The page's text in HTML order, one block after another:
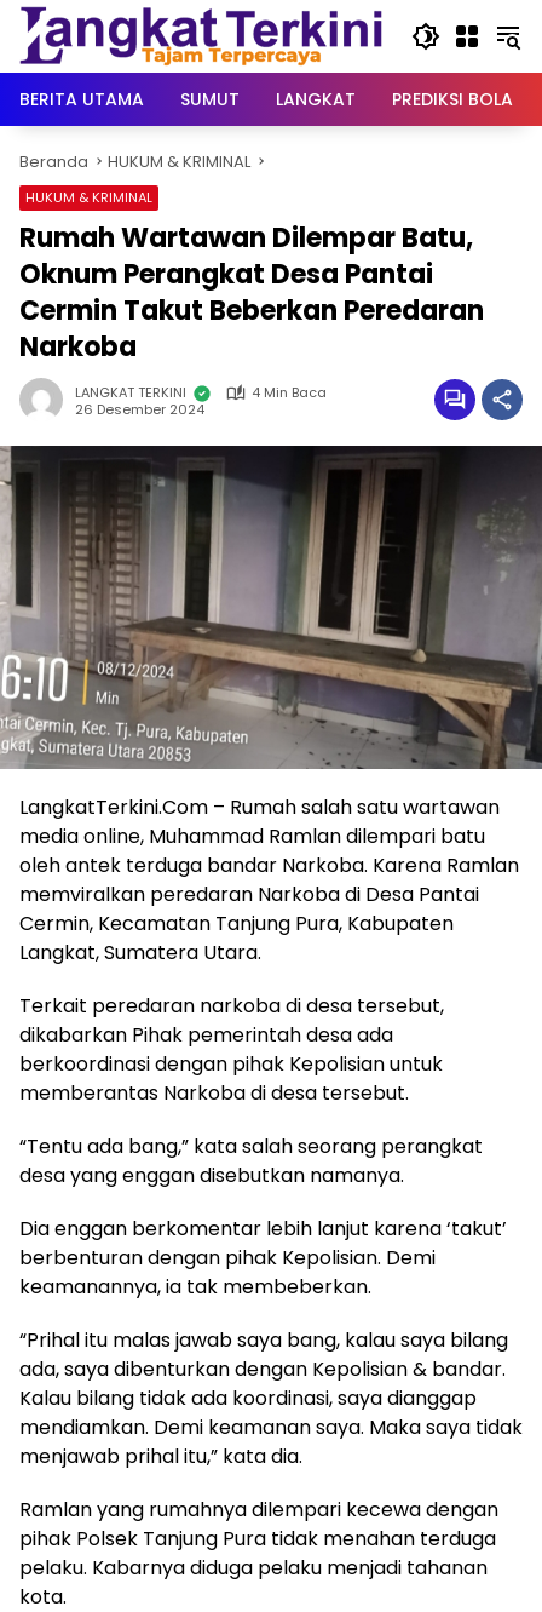
Langsung
konten
BERITA UTAMA
SUMUT LANGKAT PREDIKSI BOLA
Beranda HUKUM & KRIMINAL
HUKUM & KRIMINAL
Rumah Wartawan Dilempar Batu,
Oknum Perangkat Desa Pantai
Cermin Takut Beberkan Peredaran
Narkoba
LANGKAT TERKINI
4 Min Baca
26 Desember 2024
LangkatTerkini.Com – Rumah salah satu wartawan
media online, Muhammad Ramlan dilempari batu
oleh antek terduga bandar Narkoba. Karena Ramlan
memviralkan peredaran Narkoba di Desa Pantai
Cermin, Kecamatan Tanjung Pura, Kabupaten
Langkat, Sumatera Utara.
Terkait peredaran narkoba di desa tersebut,
dikabarkan Pihak pemerintah desa ada
berkoordinasi dengan pihak Kepolisian untuk
memberantas Narkoba di desa tersebut.
“Tentu ada bang,” kata salah seorang perangkat
desa yang enggan disebutkan namanya.
Dia enggan berkomentar lebih lanjut karena ‘takut’
berbenturan dengan pihak Kepolisian. Demi
keamanannya, ia tak membeberkan.
“Prihal itu malas jawab saya bang, kalau saya bilang
ada, saya dibenturkan dengan Kepolisian & bandar.
Kalau bilang tidak ada koordinasi, saya dianggap
mendiamkan. Demi keamanan saya. Maka saya tidak
menjawab prihal itu,” kata dia.
Ramlan yang rumahnya dilempari kecewa dengan
pihak Polsek Tanjung Pura tidak menahan terduga
pelaku. Kabarnya diduga pelaku menjadi tahanan
kota.